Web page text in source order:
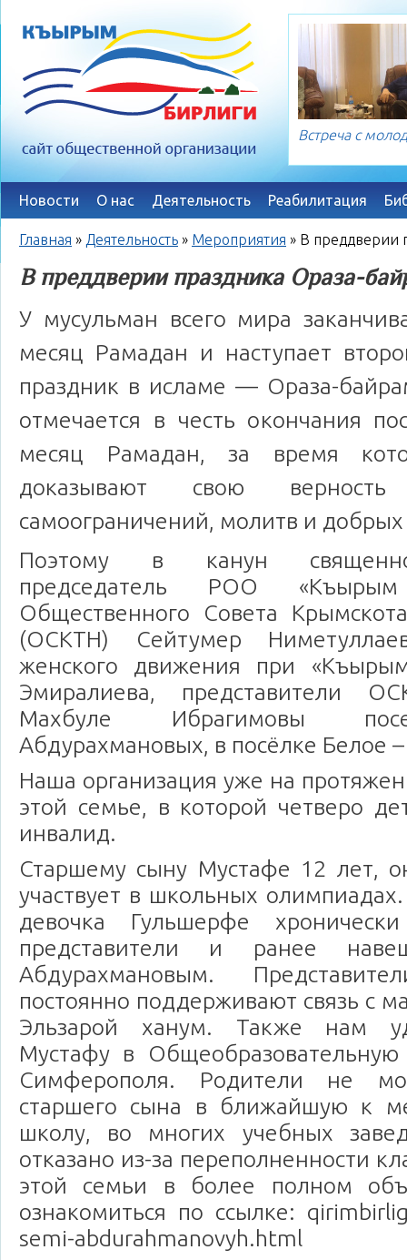
Встреча с
Новости О нас Деятельность Реабилитация
Главная » Деятельность » Мероприятия » В преддверии
В преддверии праздника Ораза-
У мусульман всего мира
месяц Рамадан и наступает
праздник в исламе — Ораза-
отмечается в честь окончания
месяц Рамадан, за время
доказывают свою
самоограничений, молитв и
Поэтому в канун
председатель РОО
Общественного Совета
(ОСКТН) Сейтумер
женского движения при
Эмиралиева, представители
Махбуле Ибрагимовы
Абдурахмановых, в посёлке Белое
Наша организация уже на
этой семье, в которой четверо
инвалид.
Старшему сыну Мустафе 12 лет,
участвует в школьных
девочка Гульшерфе
представители и ранее
Абдурахмановым.
постоянно поддерживают связь с
Эльзарой ханум. Также нам
Мустафу в
Симферополя. Родители не
старшего сына в ближайшую к
школу, во многих учебных
отказано из-за переполненности
этой семьи в более полном
ознакомиться по ссылке:
semi-abdurahmanovyh.html